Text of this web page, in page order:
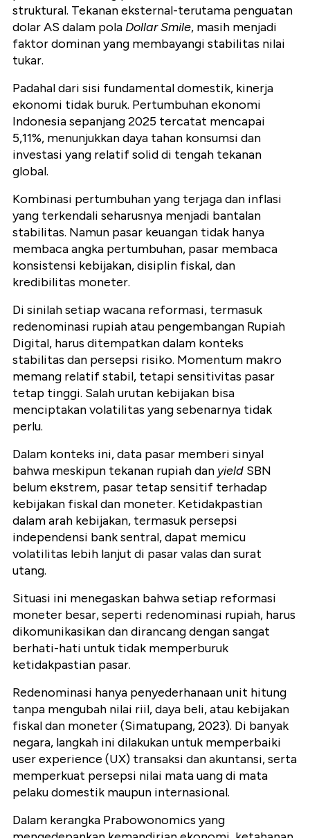
struktural. Tekanan eksternal-terutama penguatan
dolar AS dalam pola Dollar Smile, masih menjadi
faktor dominan yang membayangi stabilitas nilai
tukar.
Padahal dari sisi fundamental domestik, kinerja
ekonomi tidak buruk. Pertumbuhan ekonomi
Indonesia sepanjang 2025 tercatat mencapai
5,11%, menunjukkan daya tahan konsumsi dan
investasi yang relatif solid di tengah tekanan
global.
Kombinasi pertumbuhan yang terjaga dan inflasi
yang terkendali seharusnya menjadi bantalan
stabilitas. Namun pasar keuangan tidak hanya
membaca angka pertumbuhan, pasar membaca
konsistensi kebijakan, disiplin fiskal, dan
kredibilitas moneter.
Di sinilah setiap wacana reformasi, termasuk
redenominasi rupiah atau pengembangan Rupiah
Digital, harus ditempatkan dalam konteks
stabilitas dan persepsi risiko. Momentum makro
memang relatif stabil, tetapi sensitivitas pasar
tetap tinggi. Salah urutan kebijakan bisa
menciptakan volatilitas yang sebenarnya tidak
perlu.
Dalam konteks ini, data pasar memberi sinyal
bahwa meskipun tekanan rupiah dan yield SBN
belum ekstrem, pasar tetap sensitif terhadap
kebijakan fiskal dan moneter. Ketidakpastian
dalam arah kebijakan, termasuk persepsi
independensi bank sentral, dapat memicu
volatilitas lebih lanjut di pasar valas dan surat
utang.
Situasi ini menegaskan bahwa setiap reformasi
moneter besar, seperti redenominasi rupiah, harus
dikomunikasikan dan dirancang dengan sangat
berhati-hati untuk tidak memperburuk
ketidakpastian pasar.
Redenominasi hanya penyederhanaan unit hitung
tanpa mengubah nilai riil, daya beli, atau kebijakan
fiskal dan moneter (Simatupang, 2023). Di banyak
negara, langkah ini dilakukan untuk memperbaiki
user experience (UX) transaksi dan akuntansi, serta
memperkuat persepsi nilai mata uang di mata
pelaku domestik maupun internasional.
Dalam kerangka Prabowonomics yang